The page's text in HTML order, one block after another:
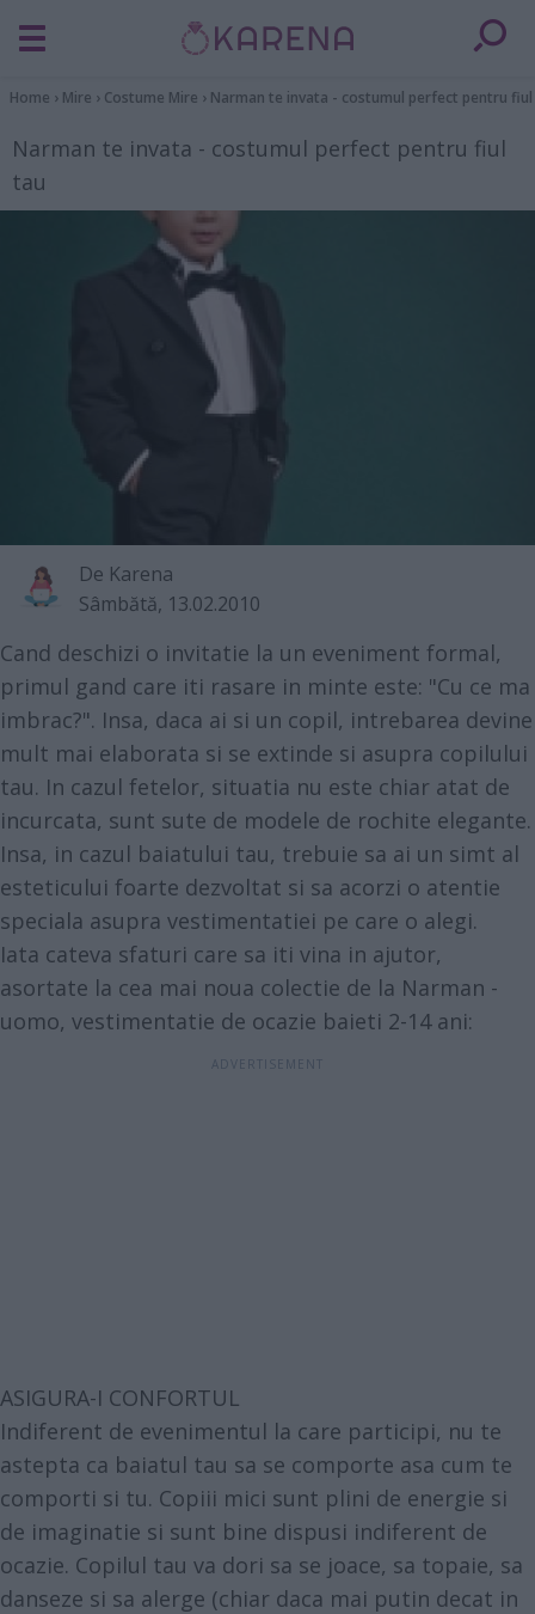
Home › Mire › Costume Mire › Narman te invata - costumul perfect pentru
Narman te invata - costumul perfect pentru fiul
tau
De Karena
Sâmbătă, 13.02.2010
Cand deschizi o invitatie la un eveniment formal,
primul gand care iti rasare in minte este: "Cu ce ma
imbrac?". Insa, daca ai si un copil, intrebarea devine
mult mai elaborata si se extinde si asupra copilului
tau. In cazul fetelor, situatia nu este chiar atat de
incurcata, sunt sute de modele de rochite elegante.
Insa, in cazul baiatului tau, trebuie sa ai un simt al
esteticului foarte dezvoltat si sa acorzi o atentie
speciala asupra vestimentatiei pe care o alegi.
Iata cateva sfaturi care sa iti vina in ajutor,
asortate la cea mai noua colectie de la Narman -
uomo, vestimentatie de ocazie baieti 2-14 ani:
ASIGURA-I CONFORTUL
Indiferent de evenimentul la care participi, nu te
astepta ca baiatul tau sa se comporte asa cum te
comporti si tu. Copiii mici sunt plini de energie si
de imaginatie si sunt bine dispusi indiferent de
ocazie. Copilul tau va dori sa se joace, sa topaie, sa
danseze si sa alerge (chiar daca mai putin decat in